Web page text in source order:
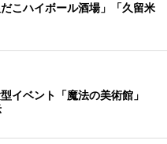
こハイボール酒場」「久留米
イベント「魔法の美術館」